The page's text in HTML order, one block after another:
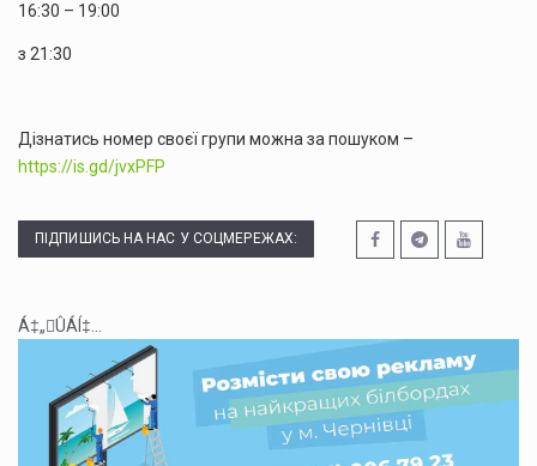
16:30 – 19:00
з 21:30
Дізнатись номер своєї групи можна за пошуком –
https://is.gd/jvxPFP
ПІДПИШИСЬ НА НАС У СОЦМЕРЕЖАХ:
Á‡„ÛÁÍ‡...